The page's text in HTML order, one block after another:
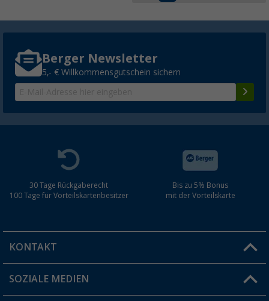
Berger Newsletter
5,- € Willkommensgutschein sichern
30 Tage Rückgaberecht
100 Tage für Vorteilskartenbesitzer
Bis zu 5% Bonus
mit der Vorteilskarte
KONTAKT
Du hast eine Frage?
SOZIALE MEDIEN